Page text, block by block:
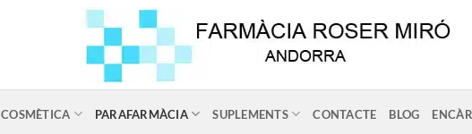
COSMÈTICA PARAFARMÀCIA SUPLEMENTS CONTACTE BLOG